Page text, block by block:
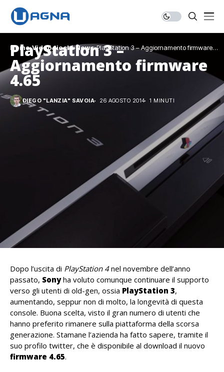
Home Videogiochi News PlayStation 3 – Aggiornamento firmware
4.65
PlayStation 3 –
Aggiornamento firmware
4.65
DIEGO "LANZIA" SAVOIA 26 AGOSTO 2014 1 MINUTI
Dopo l’uscita di PlayStation 4nel novembre dell’anno
passato, Sonyha voluto comunque continuare il supporto
verso gli utenti di old-gen, ossia PlayStation 3,
aumentando, seppur non di molto, la longevità di questa
console. Buona scelta, visto il gran numero di utenti che
hanno preferito rimanere sulla piattaforma della scorsa
generazione. Stamane l’azienda ha fatto sapere, tramite il
suo profilo twitter, che è disponibile al download il nuovo
firmware 4.65.